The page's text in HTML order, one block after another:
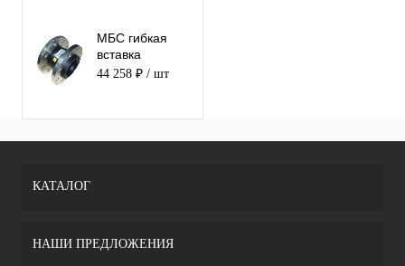
МБС гибкая
вставка
фланцевая
44 258 ₽ / шт
КАТАЛОГ
НАШИ ПРЕДЛОЖЕНИЯ